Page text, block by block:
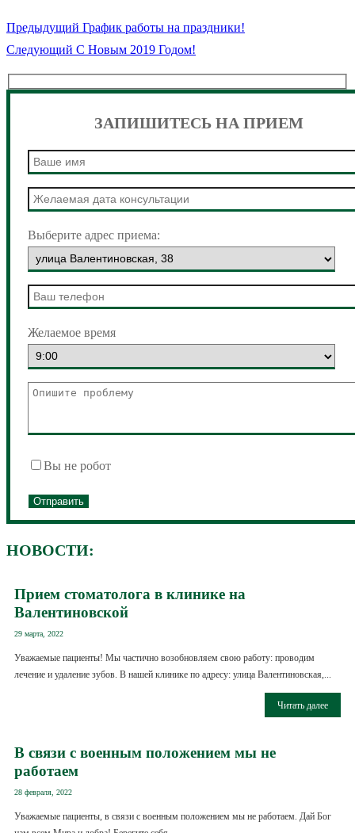
Навигация
записям
Предыдущий Предыдущая
запись:
График работы на праздники!
Следующий Следующая
запись:
С Новым 2019 Годом!
ЗАПИШИТЕСЬ НА ПРИЕМ
Выберите адрес приема:
Желаемое время
Вы не робот
НОВОСТИ:
Прием стоматолога в клинике на
Валентиновской
29 марта, 2022
Уважаемые пациенты! Мы частично возобновляем свою работу: проводим
лечение и удаление зубов. В нашей клинике по адресу: улица Валентиновская,...
Читать далее
В связи с военным положением мы не
работаем
28 февраля, 2022
Уважаемые пациенты, в связи с военным положением мы не работаем. Дай Бог